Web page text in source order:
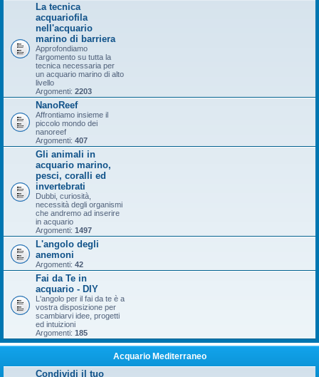
La tecnica
acquariofila
nell'acquario
marino di barriera
Approfondiamo
l'argomento su tutta la
tecnica necessaria per
un acquario marino di alto
livello
Argomenti: 2203
NanoReef
Affrontiamo insieme il
piccolo mondo dei
nanoreef
Argomenti: 407
Gli animali in
acquario marino,
pesci, coralli ed
invertebrati
Dubbi, curiosità,
necessità degli organismi
che andremo ad inserire
in acquario
Argomenti: 1497
L'angolo degli
anemoni
Argomenti: 42
Fai da Te in
acquario - DIY
L'angolo per il fai da te è a
vostra disposizione per
scambiarvi idee, progetti
ed intuizioni
Argomenti: 185
Acquario Mediterraneo
Condividi il tuo